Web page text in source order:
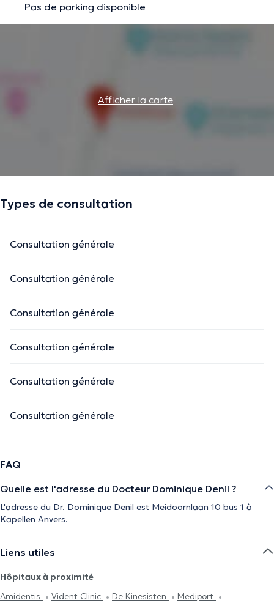
Pas de parking disponible
Afficher la carte
Types de consultation
Consultation générale
Consultation générale
Consultation générale
Consultation générale
Consultation générale
Consultation générale
FAQ
Quelle est l'adresse du Docteur Dominique Denil ?
L'adresse du Dr. Dominique Denil est Meidoornlaan 10 bus 1 à
Kapellen Anvers.
Liens utiles
Hôpitaux à proximité
Amidentis
Vident Clinic De Kinesisten
Mediport